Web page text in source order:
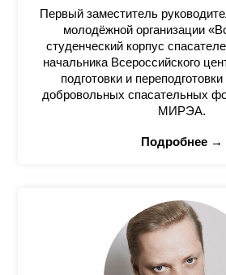
Первый заместитель
молодёжной организации
студенческий корпус
начальника Всероссийского
подготовки и
добровольных спасательных
МИРЭА.
Подробнее →